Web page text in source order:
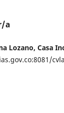
a
Lozano, Casa